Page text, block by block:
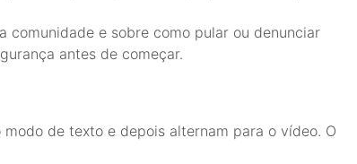
comunidade e sobre como pular ou denunciar
antes de começar.
de texto e depois alternam para o vídeo. O